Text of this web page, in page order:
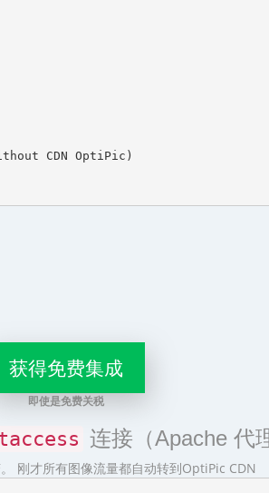
CDN OptiPic)
获得免费集成
即使是免费关税
连接（Apache 代
刚才所有图像流量都自动转到OptiPic CDN